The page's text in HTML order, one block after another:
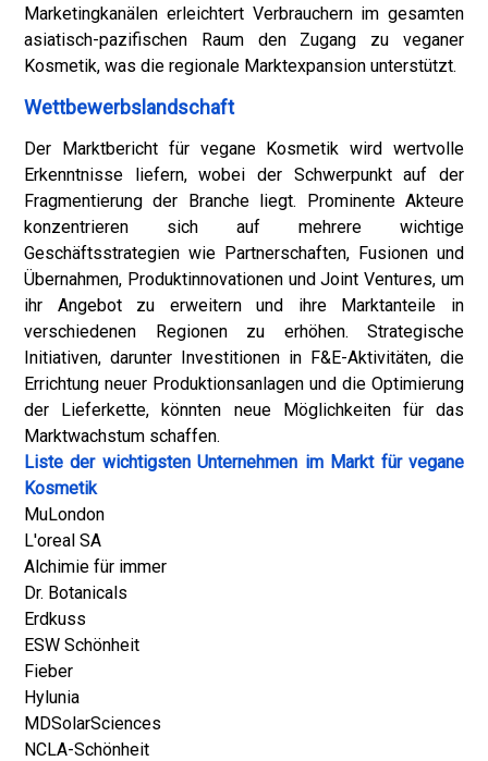
Marketingkanälen erleichtert Verbrauchern im gesamten
asiatisch-pazifischen Raum den Zugang zu veganer
Kosmetik, was die regionale Marktexpansion unterstützt.
Wettbewerbslandschaft
Der Marktbericht für vegane Kosmetik wird wertvolle
Erkenntnisse liefern, wobei der Schwerpunkt auf der
Fragmentierung der Branche liegt. Prominente Akteure
konzentrieren sich auf mehrere wichtige
Geschäftsstrategien wie Partnerschaften, Fusionen und
Übernahmen, Produktinnovationen und Joint Ventures, um
ihr Angebot zu erweitern und ihre Marktanteile in
verschiedenen Regionen zu erhöhen. Strategische
Initiativen, darunter Investitionen in F&E-Aktivitäten, die
Errichtung neuer Produktionsanlagen und die Optimierung
der Lieferkette, könnten neue Möglichkeiten für das
Marktwachstum schaffen.
Liste der wichtigsten Unternehmen im Markt für vegane
Kosmetik
MuLondon
L'oreal SA
Alchimie für immer
Dr. Botanicals
Erdkuss
ESW Schönheit
Fieber
Hylunia
MDSolarSciences
NCLA-Schönheit